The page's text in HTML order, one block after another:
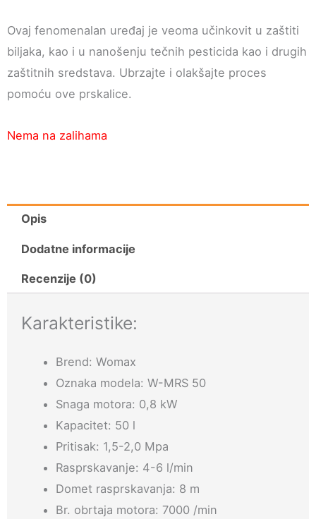
Ovaj fenomenalan uređaj je veoma učinkovit u zaštiti
biljaka, kao i u nanošenju tečnih pesticida kao i drugih
zaštitnih sredstava. Ubrzajte i olakšajte proces
pomoću ove prskalice.
Nema na zalihama
Opis
Dodatne informacije
Recenzije (0)
Karakteristike:
Brend: Womax
Oznaka modela: W-MRS 50
Snaga motora: 0,8 kW
Kapacitet: 50 l
Pritisak: 1,5-2,0 Mpa
Rasprskavanje: 4-6 l/min
Domet rasprskavanja: 8 m
Br. obrtaja motora: 7000 /min